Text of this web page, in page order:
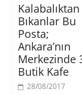
Kalabalıktan
Bıkanlar Bu
Posta;
Ankara’nın
Merkezinde
Butik Kafe
28/08/2017